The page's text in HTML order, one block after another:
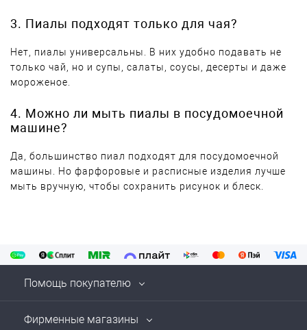
3. Пиалы подходят только для чая?
Нет, пиалы универсальны. В них удобно подавать не
только чай, но и супы, салаты, соусы, десерты и даже
мороженое.
4. Можно ли мыть пиалы в посудомоечной
машине?
Да, большинство пиал подходят для посудомоечной
машины. Но фарфоровые и расписные изделия лучше
мыть вручную, чтобы сохранить рисунок и блеск.
Помощь покупателю
Фирменные магазины